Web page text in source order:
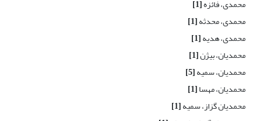
محمدی، فائزه[1]
محمدی، محدثه[1]
محمدی، هدیه[1]
محمدیان، بیژن[1]
محمدیان، سمیه[5]
محمدیان، مهسا[1]
محمدیان گزاز، سمیه[1]